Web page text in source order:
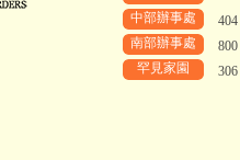
中部辦事處
南部辦事處
罕見家園